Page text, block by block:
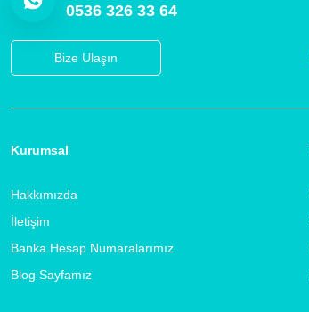
0536 326 33 64
Bize Ulaşın
Kurumsal
Hakkımızda
İletişim
Banka Hesap Numaralarımız
Blog Sayfamız